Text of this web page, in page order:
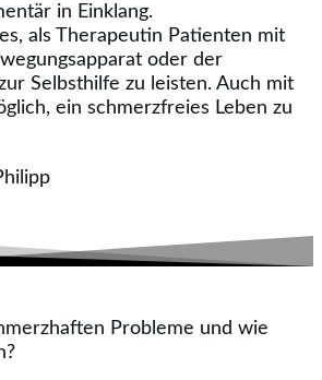
in Einklang.
als Therapeutin Patienten mit
oder der
Selbsthilfe zu leisten. Auch mit
ein schmerzfreies Leben zu
Probleme und wie